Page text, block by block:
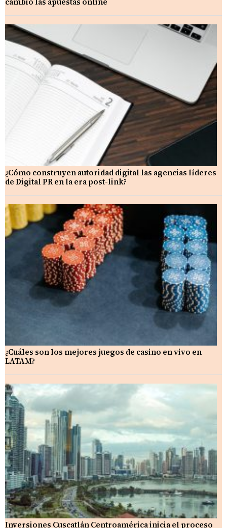
¿Cómo construyen autoridad digital las agencias líderes
de Digital PR en la era post-link?
¿Cuáles son los mejores juegos de casino en vivo en
LATAM?
Inversiones Cuscatlán Centroamérica inicia el proceso